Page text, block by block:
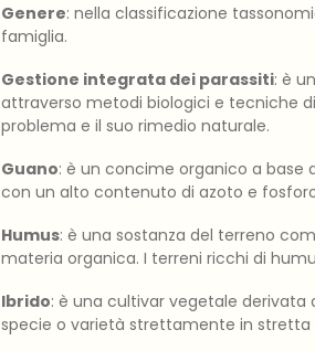
Genere: nella classificazione
famiglia.
Gestione integrata dei parassiti: è
attraverso metodi biologici e tecniche
problema e il suo rimedio naturale.
Guano: è un concime organico a base
con un alto contenuto di azoto e
Humus: è una sostanza del terreno
materia organica. I terreni ricchi di
Ibrido: è una cultivar vegetale derivata
specie o varietà strettamente in stretta